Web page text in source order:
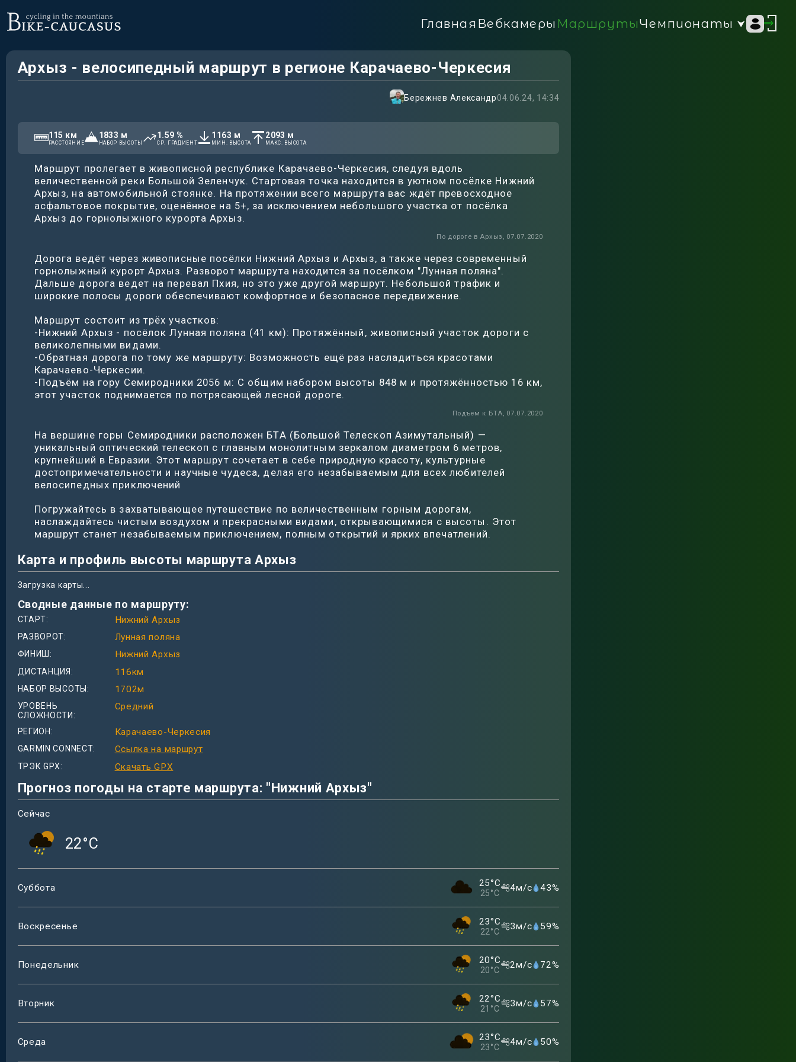
Главная Вебкамеры МаршрутыЧемпионаты
Архыз - велосипедный маршрут в регионе Карачаево-Черкесия
Бережнев Александр04.06.24, 14:34
115 км
РАССТОЯНИЕ
1833 м
НАБОР ВЫСОТЫ
1.59 %
СР. ГРАДИЕНТ
1163 м
МИН. ВЫСОТА
2093 м
МАКС. ВЫСОТА
Маршрут пролегает в живописной республике Карачаево-Черкесия, следуя вдоль
величественной реки Большой Зеленчук. Стартовая точка находится в уютном посёлке Нижний
Архыз, на автомобильной стоянке. На протяжении всего маршрута вас ждёт превосходное
асфальтовое покрытие, оценённое на 5+, за исключением небольшого участка от посёлка
Архыз до горнолыжного курорта Архыз.
По дороге в Архыз, 07.07.2020
Дорога ведёт через живописные посёлки Нижний Архыз и Архыз, а также через современный
горнолыжный курорт Архыз. Разворот маршрута находится за посёлком "Лунная поляна".
Дальше дорога ведет на перевал Пхия, но это уже другой маршрут. Небольшой трафик и
широкие полосы дороги обеспечивают комфортное и безопасное передвижение.
Маршрут состоит из трёх участков:
-Нижний Архыз - посёлок Лунная поляна (41 км): Протяжённый, живописный участок дороги с
великолепными видами.
-Обратная дорога по тому же маршруту: Возможность ещё раз насладиться красотами
Карачаево-Черкесии.
-Подъём на гору Семиродники 2056 м: С общим набором высоты 848 м и протяжённостью 16 км,
этот участок поднимается по потрясающей лесной дороге.
Подъем к БТА, 07.07.2020
На вершине горы Семиродники расположен БТА (Большой Телескоп Азимутальный) —
уникальный оптический телескоп с главным монолитным зеркалом диаметром 6 метров,
крупнейший в Евразии. Этот маршрут сочетает в себе природную красоту, культурные
достопримечательности и научные чудеса, делая его незабываемым для всех любителей
велосипедных приключений
Погружайтесь в захватывающее путешествие по величественным горным дорогам,
наслаждайтесь чистым воздухом и прекрасными видами, открывающимися с высоты. Этот
маршрут станет незабываемым приключением, полным открытий и ярких впечатлений.
Карта и профиль высоты маршрута Архыз
Загрузка карты...
Сводные данные по маршруту:
СТАРТ Нижний Архыз
РАЗВОРОТ Лунная поляна
ФИНИШ Нижний Архыз
ДИСТАНЦИЯ 116км
НАБОР ВЫСОТЫ 1702м
УРОВЕНЬ
СЛОЖНОСТИ
Средний
РЕГИОН Карачаево-Черкесия
GARMIN CONNECT Ссылка на маршрут
ТРЭК GPX Скачать GPX
Прогноз погоды на старте маршрута: "Нижний Архыз"
Сейчас
22°C
Суббота 25°C
25°C 4м/с 43%
Воскресенье 23°C
22°C 3м/с 59%
Понедельник 20°C
20°C 2м/с 72%
Вторник 22°C
21 °C 3м/с 57%
Среда 23°C
23°C 4м/с 50%